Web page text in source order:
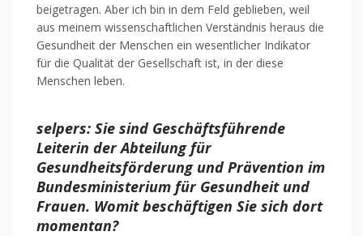
beigetragen. Aber ich bin in dem Feld geblieben, weil
aus meinem wissenschaftlichen Verständnis heraus die
Gesundheit der Menschen ein wesentlicher Indikator
für die Qualität der Gesellschaft ist, in der diese
Menschen leben.
selpers: Sie sind Geschäftsführende
Leiterin der Abteilung für
Gesundheitsförderung und Prävention im
Bundesministerium für Gesundheit und
Frauen. Womit beschäftigen Sie sich dort
momentan?